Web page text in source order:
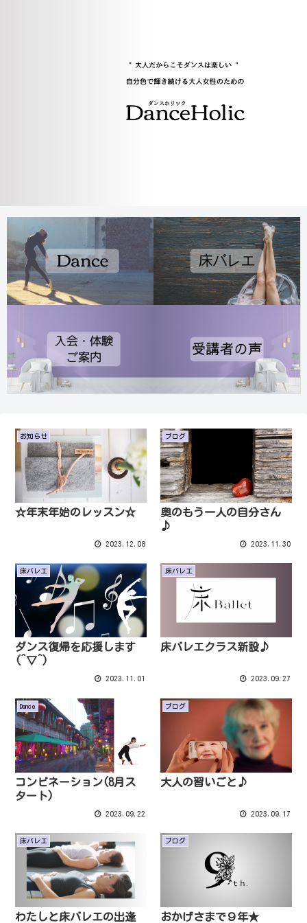
お知らせ
☆年末年始のレッスン☆
2023.12.08
ブログ
奥のもう一人の自分さん
♪
2023.11.30
床バレエ
ダンス復帰を応援します
(^▽^)
2023.11.01
床バレエ
床バレエクラス新設♪
2023.09.27
Dance
コンビネーション(8月ス
タート)
2023.09.22
ブログ
大人の習いごと♪
2023.09.17
床バレエ
わたしと床バレエの出逢
ブログ
おかげさまで９年★